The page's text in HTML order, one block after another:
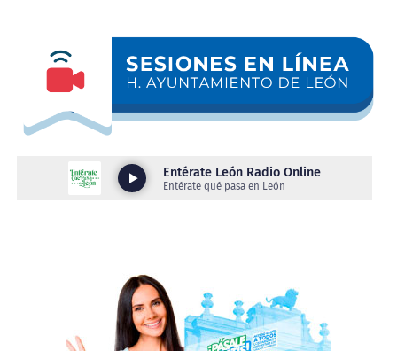
durante su segunda Asamblea Nacional 2026, que tiene
como sede a León.
“Hay mucho potencial de crecimiento en la parte de
inversiones porque siempre estamos para facilitar,
para quien viene y pone un negocio; hay mano de
obra calificada porque capacitamos, formamos y
Asimismo, resaltó que León se caracteriza por ser una
ciudad construida por personas trabajadoras locales y
foráneas, estas últimas que encontraron oportunidades
y decidieron hacer del municipio su hogar.